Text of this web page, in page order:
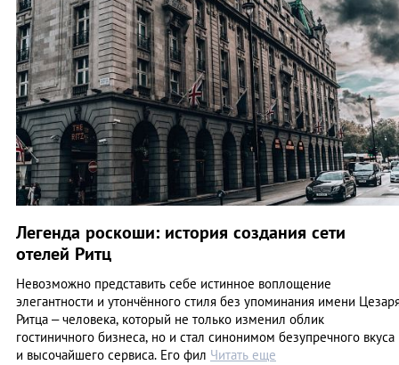
Легенда роскоши: история создания сети
отелей Ритц
Невозможно представить себе истинное воплощение
элегантности и утончённого стиля без упоминания имени
Ритца – человека, который не только изменил облик
гостиничного бизнеса, но и стал синонимом безупречного вкуса
и высочайшего сервиса. Его фил Читать еще